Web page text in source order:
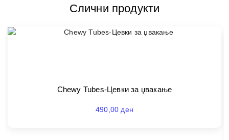
Слични продукти
Chewy Tubes-Цевки за џвакање
490,00 ден